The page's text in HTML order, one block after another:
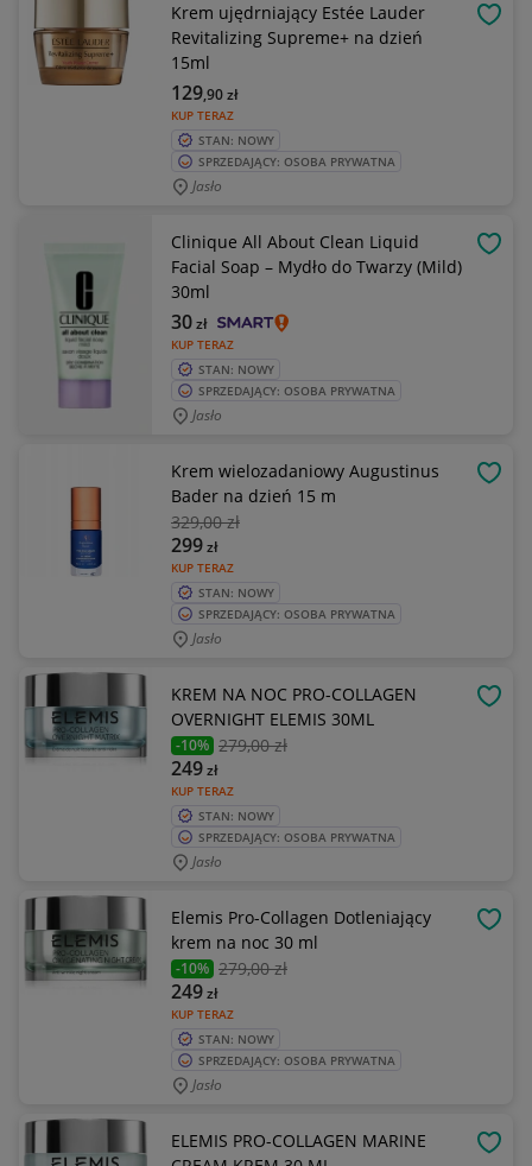
Krem ujędrniający Estée Lauder
Revitalizing Supreme+ na dzień
15ml
KUP TERAZ
129,90zł
STAN: NOWY
SPRZEDAJĄCY: OSOBA PRYWATNA
Jasło
Clinique All About Clean Liquid
Facial Soap – Mydło do Twarzy (Mild)
30ml
KUP TERAZ
30zł
STAN: NOWY
SPRZEDAJĄCY: OSOBA PRYWATNA
Jasło
Krem wielozadaniowy Augustinus
Bader na dzień 15 m
329,00 zł
KUP TERAZ
299zł
STAN: NOWY
SPRZEDAJĄCY: OSOBA PRYWATNA
Jasło
KREM NA NOC PRO-COLLAGEN
OVERNIGHT ELEMIS 30ML
-10% 279,00 zł
KUP TERAZ
249zł
STAN: NOWY
SPRZEDAJĄCY: OSOBA PRYWATNA
Jasło
Elemis Pro-Collagen Dotleniający
krem na noc 30 ml
-10% 279,00 zł
KUP TERAZ
249zł
STAN: NOWY
SPRZEDAJĄCY: OSOBA PRYWATNA
Jasło
ELEMIS PRO-COLLAGEN MARINE